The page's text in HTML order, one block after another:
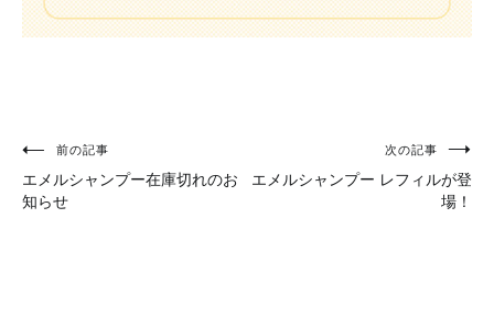
投
稿
ナ
前の記事
エメルシャンプー在庫切れのお
知らせ
次の記事
エメルシャンプー レフィルが登
場！